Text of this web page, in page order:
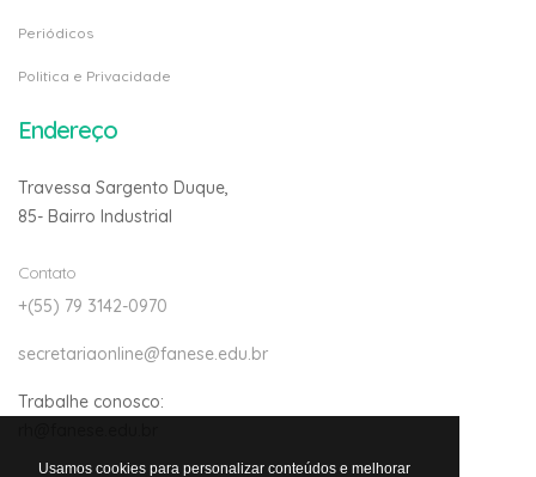
Usamos cookies para personalizar conteúdos e melhorar
Periódicos
Politica e Privacidade
Endereço
Travessa Sargento Duque,
85- Bairro Industrial
Contato
+(55) 79 3142-0970
secretariaonline@fanese.edu.br
Trabalhe conosco: